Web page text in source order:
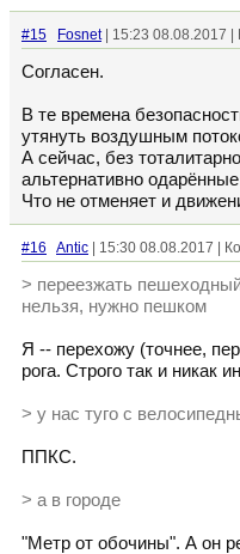
#15 Fosnet| 15:23 08.08.2017 |
Согласен.
В те времена
утянуть воздушным
А сейчас, без
альтернативно
Что не отменяет и
#16 Antic | 15:30 08.08.2017 |
> переезжать
нельзя, нужно пешком
Я -- перехожу (точнее,
рога. Строго так и никак
> у нас туго с
ППКС.
> а в городе
"Метр от обочины". А он